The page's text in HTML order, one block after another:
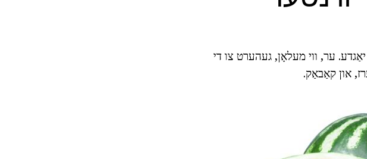
ער, ווי מעלאָן, געהערט צו די
און קאַבאַק.